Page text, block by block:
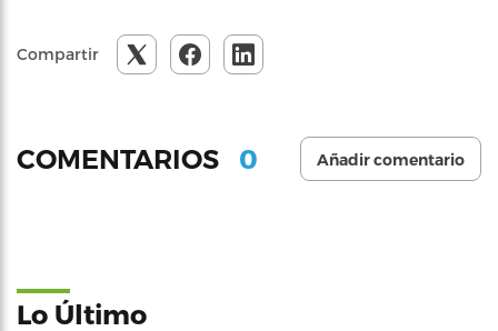
Compartir
COMENTARIOS 0 Añadir comentario
Lo Último